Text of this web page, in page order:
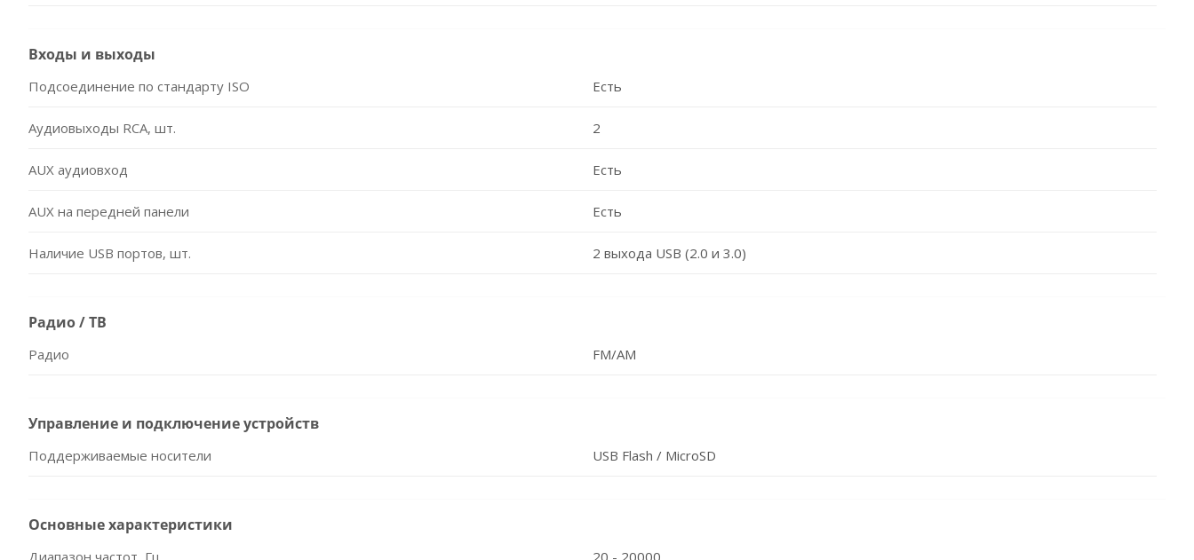
Входы и выходы
Подсоединение по стандарту ISO Есть
Аудиовыходы RCA, шт. 2
AUX аудиовход Есть
AUX на передней панели Есть
Наличие USB портов, шт. 2 выхода USB (2.0 и 3.0)
Радио / ТВ
Радио FM/AM
Управление и подключение устройств
Поддерживаемые носители USB Flash / MicroSD
Основные характеристики
Диапазон частот, Гц 20 - 20000